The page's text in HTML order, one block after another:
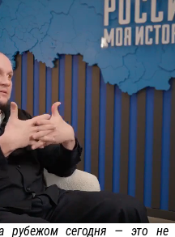
рубежом сегодня — это не